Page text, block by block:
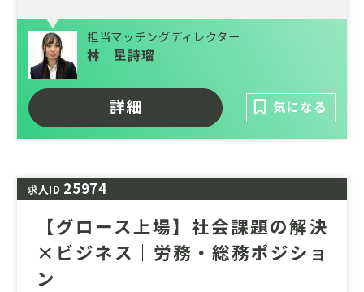
果を創出。数千社に及ぶ大手メーカーとの強
固なネットワークを武器に、現在は企業のサ
プライチェーン最適化を担うBtoBソリュー
ション事業へも領域を拡大しています。
現在は再生可能エネルギーの普及を加速させ
マーケットにおいて、非連続な事業拡大を遂
担当マッチングディレクター
林 星詩瑠
詳細 気になる
求人ID 25974
【グロース上場】社会課題の解決
×ビジネス｜労務・総務ポジショ
ン